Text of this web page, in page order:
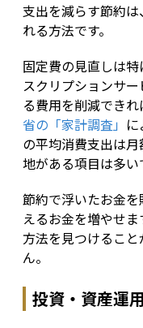
支出を減らす節約
れる方法です。
固定費の見直しは
スクリプションサ
る費用を削減できれ
省の「家計調査」
の平均消費支出は
地がある項目は多い
節約で浮いたお金
えるお金を増やせ
方法を見つけるこ
ん。
投資・資産運